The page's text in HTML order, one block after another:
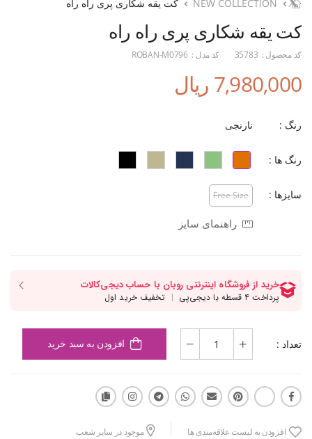
NEW COLLECTION کت یقه شکاری پری راه راه
کت یقه شکاری پری راه راه
کد محصول : 35783 کد مدل : ROBAN-M0796
7,980,000 ریال
رنگ : نارنجی
رنگ ها :
سایزها : Free Size
راهنمای سایز
تعداد : افزودن به سبد خرید
افزودن به لیست علاقه‌مندی ها موجود در سایر شعب